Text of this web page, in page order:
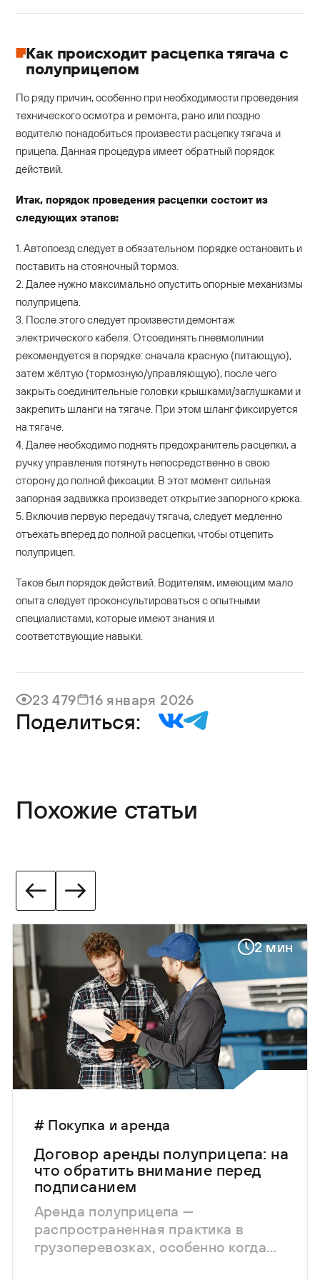
Как происходит расцепка тягача с
полуприцепом
По ряду причин, особенно при необходимости проведения
технического осмотра и ремонта, рано или поздно
водителю понадобиться произвести расцепку тягача и
прицепа. Данная процедура имеет обратный порядок
действий.
Итак, порядок проведения расцепки состоит из
следующих этапов:
1. Автопоезд следует в обязательном порядке остановить и
поставить на стояночный тормоз.
2. Далее нужно максимально опустить опорные механизмы
полуприцепа.
3. После этого следует произвести демонтаж
электрического кабеля. Отсоединять пневмолинии
рекомендуется в порядке: сначала красную (питающую),
затем жёлтую (тормозную/управляющую), после чего
закрыть соединительные головки крышками/заглушками и
закрепить шланги на тягаче. При этом шланг фиксируется
на тягаче.
4. Далее необходимо поднять предохранитель расцепки, а
ручку управления потянуть непосредственно в свою
сторону до полной фиксации. В этот момент сильная
запорная задвижка произведет открытие запорного крюка.
5. Включив первую передачу тягача, следует медленно
отъехать вперед до полной расцепки, чтобы отцепить
полуприцеп.
Таков был порядок действий. Водителям, имеющим мало
опыта следует проконсультироваться с опытными
специалистами, которые имеют знания и
соответствующие навыки.
23 479 16 января 2026
Поделиться:
Похожие статьи
2 мин
# Покупка и аренда
Договор аренды полуприцепа: на
что обратить внимание перед
подписанием
Аренда полуприцепа —
распространенная практика в
грузоперевозках, особенно когда